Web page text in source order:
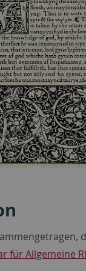
für Allgemeine